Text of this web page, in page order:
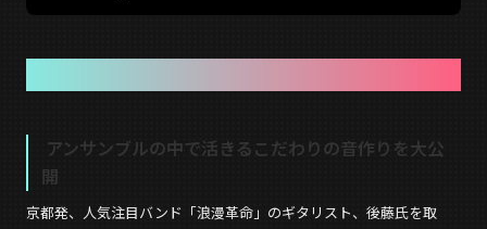
アンサンブルの中で活きるこだわりの音作りを大公
開
京都発、人気注目バンド「浪漫革命」のギタリスト、後藤氏を取